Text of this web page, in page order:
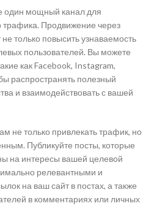
один мощный канал для
трафика. Продвижение через
только повысить узнаваемость
пользователей. Вы можете
как Facebook, Instagram,
распространять полезный
и взаимодействовать с вашей
не только привлекать трафик, но
Публикуйте посты, которые
на интересы вашей целевой
релевантными и
на ваш сайт в постах, а также
в комментариях или личных